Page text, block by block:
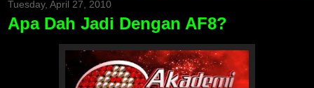
Tuesday, April 27, 2010
Apa Dah Jadi Dengan AF8?